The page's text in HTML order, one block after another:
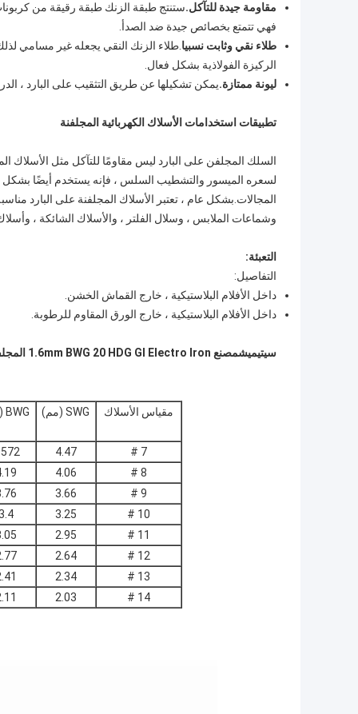
مقاومة جيدة للتآكل.ستنتج طبقة الزنك طبقة رقيقة من
فهي تتمتع بخصائص جيدة ضد الصدأ.
طلاء نقي وثابت نسبيا.طلاء الزنك النقي يجعله غير مسامي
الركيزة الفولاذية بشكل فعال.
ليونة ممتازة.يمكن تشكيلها عن طريق التثقيب على البارد ،
تطبيقات استخدامات الأسلاك الكهربائية المجلفنة
السلك المجلفن على البارد ليس مقاومًا للتآكل مثل الأسلاك
لسعره الميسور والتشطيب السلس ، فإنه يستخدم أيضًا بشكل
المجالات.بشكل عام ، تعتبر الأسلاك المجلفنة على البارد
وشماعات الملابس ، وسلال الفلتر ، والأسلاك الشائكة ،
التعبئة:
التفاصيل:
داخل الأفلام البلاستيكية ، خارج القماش الخشن.
داخل الأفلام البلاستيكية ، خارج الورق المقاوم للرطوبة.
سيتيميشمصنع 1.6mm BWG 20 HDG GI Electro Iron المجلفن سلك كسلك ملزم
مقياس الأسلاك SWG (مم) BWG (مم)
7 #
4.47
8 #
4.06
9 #
3.66
10 #
3.25
11 #
2.95
12 #
2.64
13 #
2.34
14 #
2.03